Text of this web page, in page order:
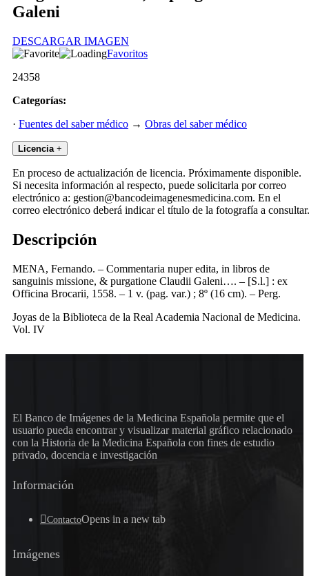
Galeni
DESCARGAR IMAGEN
Favoritos
24358
Categorías:
· Fuentes del saber médico → Obras del saber médico
Licencia +
En proceso de actualización de licencia. Próximamente disponible.
Si necesita información al respecto, puede solicitarla por correo
electrónico a: gestion@bancodeimagenesmedicina.com. En el
correo electrónico deberá indicar el título de la fotografía a consultar.
Descripción
MENA, Fernando. – Commentaria nuper edita, in libros de
sanguinis missione, & purgatione Claudii Galeni…. – [S.l.] : ex
Officina Brocarii, 1558. – 1 v. (pag. var.) ; 8º (16 cm). – Perg.
Joyas de la Biblioteca de la Real Academia Nacional de Medicina.
Vol. IV
El Banco de Imágenes de la Medicina Española permite que el
usuario pueda encontrar y visualizar material gráfico relacionado
con la Historia de la Medicina Española con fines de estudio
privado, docencia e investigación
Información
ContactoOpens in a new tab
Imágenes